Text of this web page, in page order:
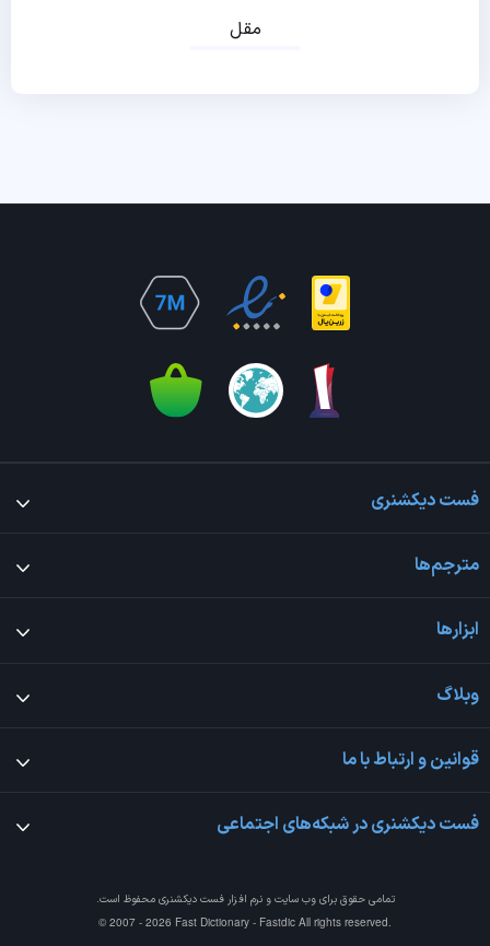
مقل
فست دیکشنری
مترجم‌ها
ابزارها
وبلاگ
قوانین و ارتباط با ما
فست دیکشنری در شبکه‌های اجتماعی
تمامی حقوق برای وب سایت و نرم افزارفست دیکشنری محفوظ است.
© 2007 - 2026 Fast Dictionary - Fastdic All rights reserved.